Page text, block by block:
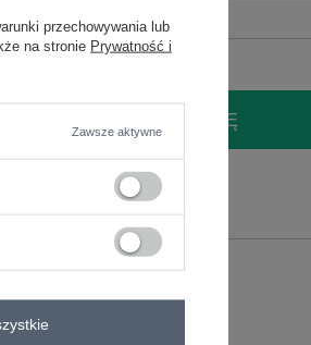
Zobacz wszystkie kolory (+1)
SIĘ I ZOBACZ CENĘ
przechowywania lub
na stronie Prywatność i
Zawsze aktywne